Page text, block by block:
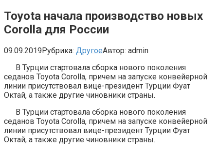
Toyota начала производство новых
Corolla для России
09.09.2019Рубрика: ДругоеАвтор: admin
В Турции стартовала сборка нового поколения
седанов Toyota Corolla, причем на запуске конвейерной
линии присутствовал вице-президент Турции Фуат
Октай, а также другие чиновники страны.
В Турции стартовала сборка нового поколения
седанов Toyota Corolla, причем на запуске конвейерной
линии присутствовал вице-президент Турции Фуат
Октай, а также другие чиновники страны.